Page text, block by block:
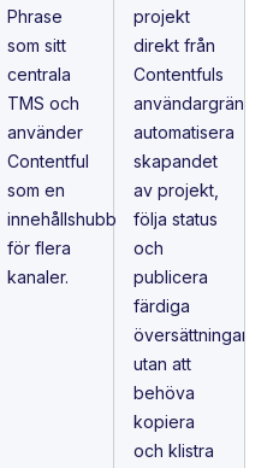
Phrase
som sitt
centrala
TMS och
använder
Contentful
som en
innehållshubb
för flera
kanaler.
projekt
direkt från
Contentfuls
automatisera
skapandet
av projekt,
följa status
och
publicera
färdiga
översättningar
utan att
behöva
kopiera
och klistra